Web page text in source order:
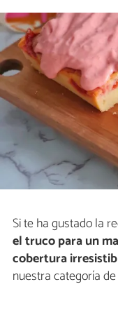
Si te ha gustado la
el truco para un
cobertura
nuestra categoría de